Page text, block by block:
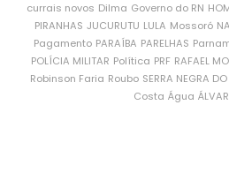
currais novos Dilma Governo do RN
PIRANHAS JUCURUTU LULA Mossoró
Pagamento PARAÍBA PARELHAS
POLÍCIA MILITAR Política PRF RAFAEL
Robinson Faria Roubo SERRA NEGRA
Costa Água